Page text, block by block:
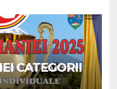
CATEGORII